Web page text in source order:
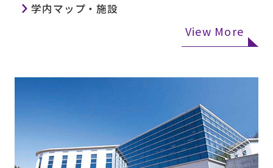
学内マップ・施設
View More